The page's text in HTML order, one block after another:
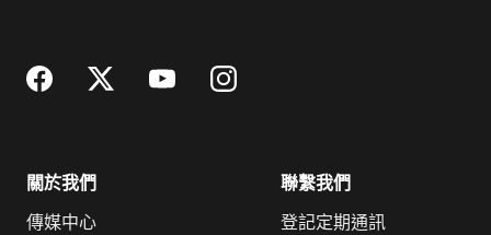
關於我們
傳媒中心
聯繫我們
登記定期通訊